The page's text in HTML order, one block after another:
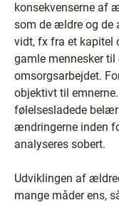
konsekvenserne af
som de ældre og de
vidt, fx fra et
gamle mennesker
omsorgsarbejdet.
objektivt til
følelsesladede
ændringerne inden
analyseres sobert.
Udviklingen af
mange måder ens,